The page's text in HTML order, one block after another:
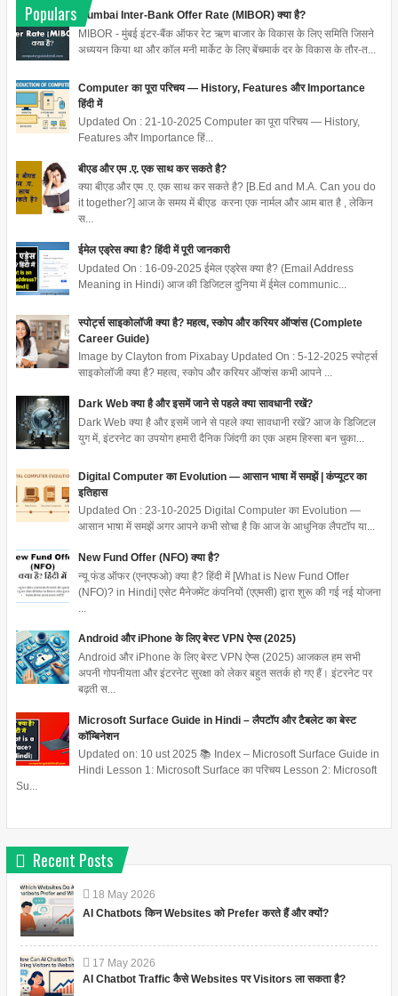
Populars
Mumbai Inter-Bank Offer Rate (MIBOR) क्या है?
MIBOR - मुंबई इंटर-बैंक ऑफर रेट ऋण बाजार के विकास के लिए समिति जिसने
अध्ययन किया था और कॉल मनी मार्केट के लिए बेंचमार्क दर के विकास के तौर-त...
Computer का पूरा परिचय — History, Features और Importance
हिंदी में
Updated On : 21-10-2025 Computer का पूरा परिचय — History,
Features और Importance हिं...
बीएड और एम .ए. एक साथ कर सकते है?
क्या बीएड और एम .ए. एक साथ कर सकते है? [B.Ed and M.A. Can you do
it together?] आज के समय में बीएड करना एक नार्मल और आम बात है , लेकिन
स...
ईमेल एड्रेस क्या है? हिंदी में पूरी जानकारी
Updated On : 16-09-2025 ईमेल एड्रेस क्या है? (Email Address
Meaning in Hindi) आज की डिजिटल दुनिया में ईमेल communic...
स्पोर्ट्स साइकोलॉजी क्या है? महत्व, स्कोप और करियर ऑप्शंस (Complete
Career Guide)
Image by Clayton from Pixabay Updated On : 5-12-2025 स्पोर्ट्स
साइकोलॉजी क्या है? महत्व, स्कोप और करियर ऑप्शंस कभी आपने ...
Dark Web क्या है और इसमें जाने से पहले क्या सावधानी रखें?
Dark Web क्या है और इसमें जाने से पहले क्या सावधानी रखें? आज के डिजिटल
युग में, इंटरनेट का उपयोग हमारी दैनिक जिंदगी का एक अहम हिस्सा बन चुका...
Digital Computer का Evolution — आसान भाषा में समझें | कंप्यूटर का
इतिहास
Updated On : 23-10-2025 Digital Computer का Evolution —
आसान भाषा में समझें अगर आपने कभी सोचा है कि आज के आधुनिक लैपटॉप या...
New Fund Offer (NFO) क्या है?
न्यू फंड ऑफर (एनएफओ) क्या है? हिंदी में [What is New Fund Offer
(NFO)? in Hindi] एसेट मैनेजमेंट कंपनियों (एएमसी) द्वारा शुरू की गई नई योजना
Android और iPhone के लिए बेस्ट VPN ऐप्स (2025)
Android और iPhone के लिए बेस्ट VPN ऐप्स (2025) आजकल हम सभी
अपनी गोपनीयता और इंटरनेट सुरक्षा को लेकर बहुत सतर्क हो गए हैं। इंटरनेट पर
बढ़ती स...
Microsoft Surface Guide in Hindi – लैपटॉप और टैबलेट का बेस्ट
कॉम्बिनेशन
Updated on: 10 ust 2025 📚 Index – Microsoft Surface Guide in
Hindi Lesson 1: Microsoft Surface का परिचय Lesson 2: Microsoft
Su...
Recent Posts
18 May 2026
AI Chatbots किन Websites को Prefer करते हैं और क्यों?
17 May 2026
AI Chatbot Traffic कैसे Websites पर Visitors ला सकता है?